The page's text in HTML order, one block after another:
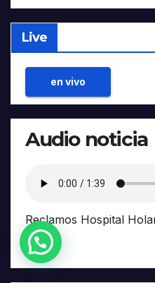
Live
en vivo
Audio noticia
Reclamos Hospital
Alto.